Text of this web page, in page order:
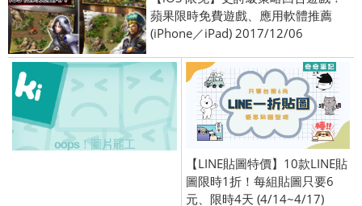
蘋果限時免費遊戲、應用軟體推薦
(iPhone／iPad) 2017/12/06
【LINE貼圖特價】10款LINE貼
圖限時1折！每組貼圖只要6
元、限時4天 (4/14~4/17)